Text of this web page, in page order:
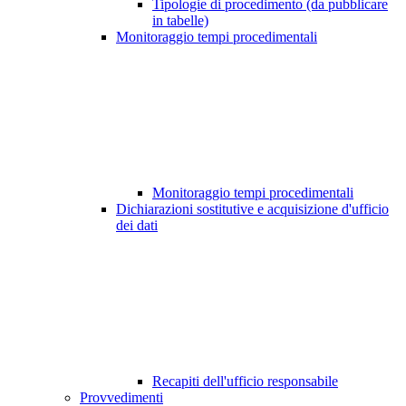
Tipologie di procedimento (da pubblicare
in tabelle)
Monitoraggio tempi procedimentali
Monitoraggio tempi procedimentali
Dichiarazioni sostitutive e acquisizione d'ufficio
dei dati
Recapiti dell'ufficio responsabile
Provvedimenti